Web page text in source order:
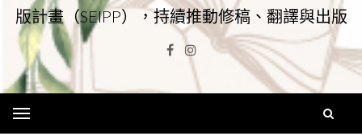
版計畫（SEIPP），持續推動修稿、翻譯與出版
Facebook
Instagram